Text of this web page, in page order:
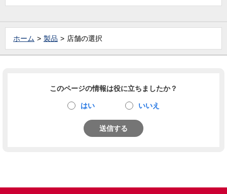
ホーム 製品 店舗の選択
このページの情報は役に立ちましたか？
はい いいえ
送信する